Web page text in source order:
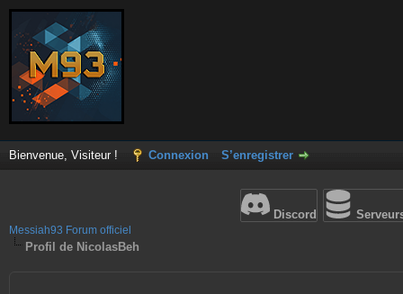
Bienvenue, Visiteur ! Connexion S’enregistrer
Discord
Messiah93 Forum officiel
Profil de NicolasBeh